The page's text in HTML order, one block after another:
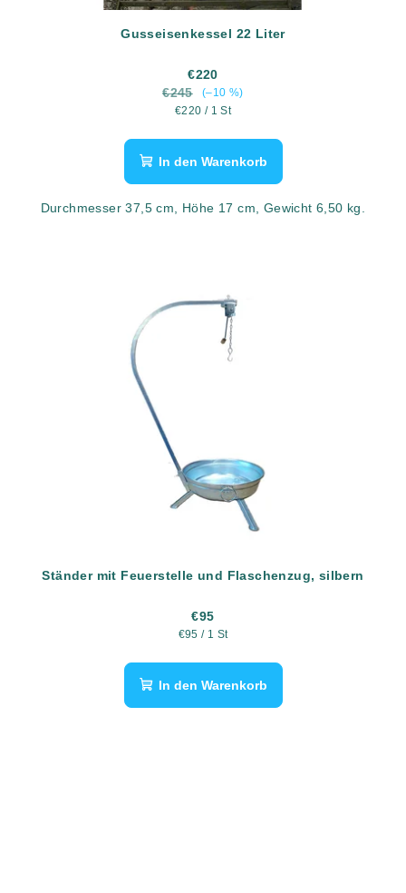
Gusseisenkessel 22 Liter
€220
€245
(–10 %)
Verkaufspreis:
€220 / 1 St
In den Warenkorb
Durchmesser 37,5 cm, Höhe 17 cm, Gewicht 6,50 kg.
Ständer mit Feuerstelle und Flaschenzug, silbern
€95
Verkaufspreis:
€95 / 1 St
In den Warenkorb